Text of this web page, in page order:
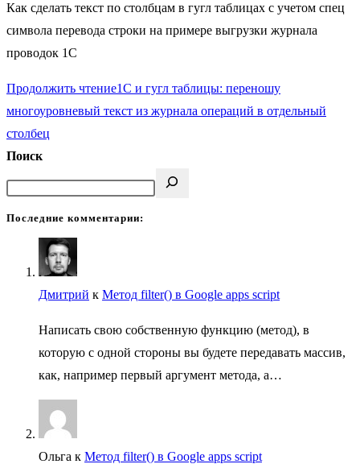
Как сделать текст по столбцам в гугл таблицах с учетом спец
символа перевода строки на примере выгрузки журнала
проводок 1С
Продолжить чтение1C и гугл таблицы: переношу
многоуровневый текст из журнала операций в отдельный
столбец
Поиск
Последние комментарии:
Дмитрий к Метод filter() в Google apps script
Написать свою собственную функцию (метод), в
которую с одной стороны вы будете передавать массив,
как, например первый аргумент метода, а…
Ольга к Метод filter() в Google apps script